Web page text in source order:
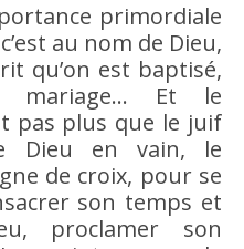
primordiale
au nom de Dieu,
qu’on est baptisé,
mariage… Et le
pas plus que le juif
Dieu en vain, le
de croix, pour se
son temps et
proclamer son